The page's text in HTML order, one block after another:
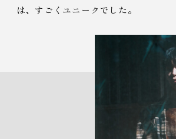
は、すごくユニークでした。